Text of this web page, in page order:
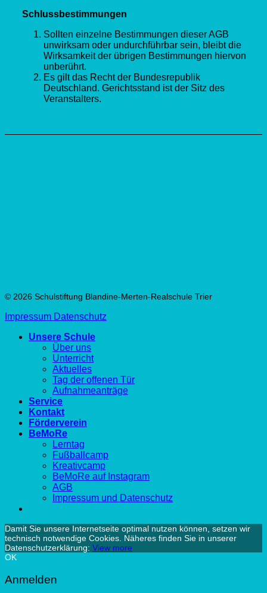
Schlussbestimmungen
Sollten einzelne Bestimmungen dieser AGB
unwirksam oder undurchführbar sein, bleibt die
Wirksamkeit der übrigen Bestimmungen hiervon
unberührt.
Es gilt das Recht der Bundesrepublik
Deutschland. Gerichtsstand ist der Sitz des
Veranstalters.
© 2026 Schulstiftung Blandine-Merten-Realschule Trier
Impressum Datenschutz
Unsere Schule
Über uns
Unterricht
Aktuelles
Tag der offenen Tür
Aufnahmeanträge
Service
Kontakt
Förderverein
BeMoRe
Lerntag
Fußballcamp
Kreativcamp
BeMoRe auf Instagram
AGB
Impressum und Datenschutz
Damit Sie unsere Internetseite optimal nutzen können, setzen wir
technisch notwendige Cookies. Näheres finden Sie in unserer
Datenschutzerklärung: View more
OK
Anmelden